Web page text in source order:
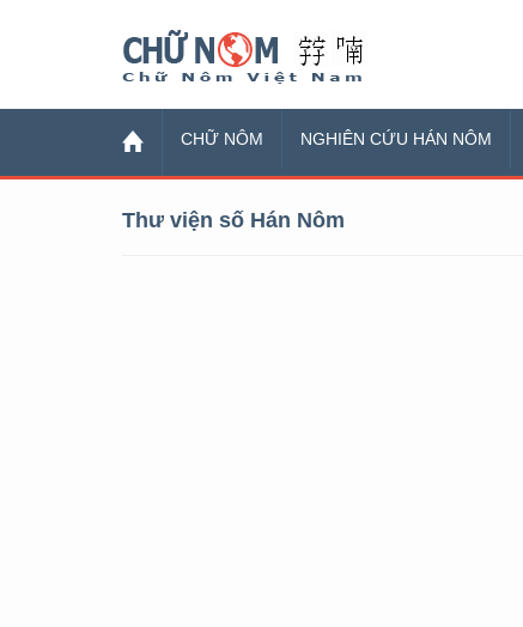
CHỮ NÔM NGHIÊN CỨU HÁN NÔM
Thư viện số Hán Nôm